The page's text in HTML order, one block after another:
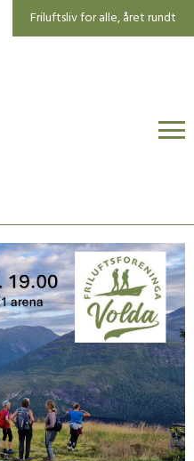
Friluftsliv for alle, året rundt